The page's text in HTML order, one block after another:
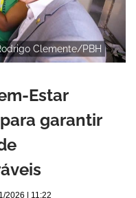
Clemente/PBH
Estar
garantir
2026 | 11:22